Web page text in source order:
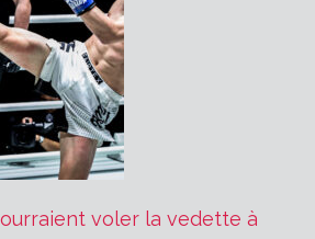
voler la vedette à